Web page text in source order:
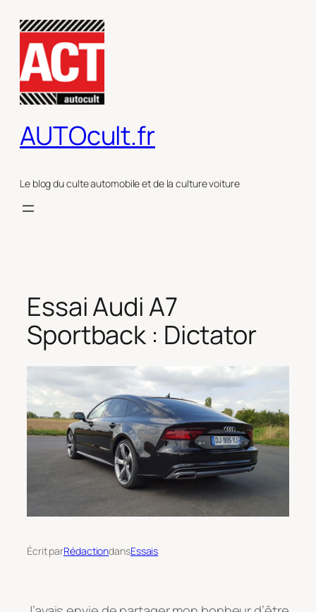
contenu
AUTOcult.fr
Le blog du culte automobile et de la culture voiture
Essai Audi A7
Sportback : Dictator
Écrit parRédactiondansEssais